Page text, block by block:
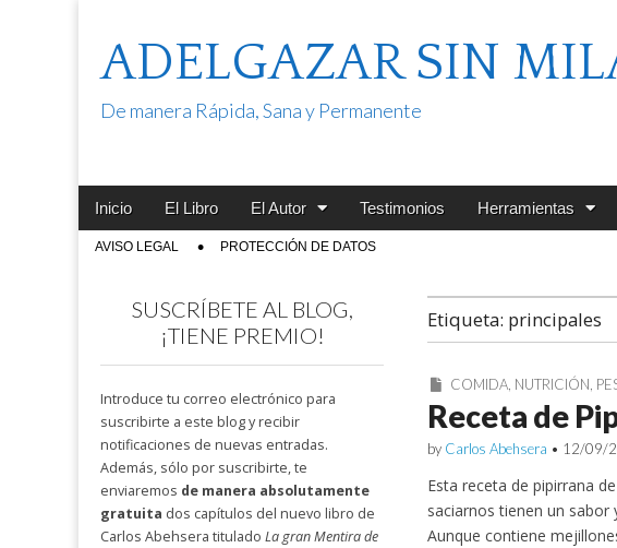
ADELGAZAR SIN
De manera Rápida, Sana y Permanente
Main
Skip
content
Inicio El Libro El Autor Testimonios Herramientas
SubAVISO LEGAL PROTECCIÓN DE DATOS
Etiqueta: principales
COMIDA, NUTRICIÓN,
Receta de
by Carlos Abehsera • 12/09/
Esta receta de pipirrana
saciarnos tienen un
Aunque contiene
SUSCRÍBETE AL BLOG,
¡TIENE PREMIO!
Introduce tu correo electrónico para
suscribirte a este blog y recibir
notificaciones de nuevas entradas.
Además, sólo por suscribirte, te
enviaremos de manera absolutamente
gratuita dos capítulos del nuevo libro de
Carlos Abehsera titulado La gran Mentira de